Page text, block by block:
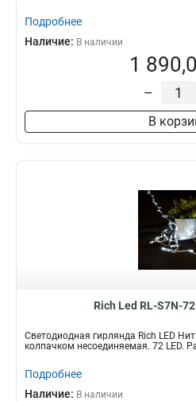
Подробнее
Наличие: В наличии
1
–
В
Rich Led RL-S7N-
Светодиодная гирлянда Rich LED
колпачком несоединяемая. 72 LED.
Подробнее
Наличие: В наличии